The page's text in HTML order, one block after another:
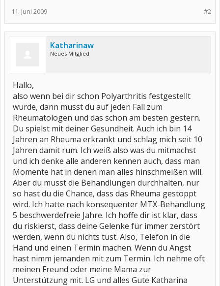
#2
11. Juni 2009
Katharinaw
Neues Mitglied
Hallo,
also wenn bei dir schon Polyarthritis festgestellt
wurde, dann musst du auf jeden Fall zum
Rheumatologen und das schon am besten gestern.
Du spielst mit deiner Gesundheit. Auch ich bin 14
Jahren an Rheuma erkrankt und schlag mich seit 10
Jahren damit rum. Ich weiß also was du mitmachst
und ich denke alle anderen kennen auch, dass man
Momente hat in denen man alles hinschmeißen will.
Aber du musst die Behandlungen durchhalten, nur
so hast du die Chance, dass das Rheuma gestoppt
wird. Ich hatte nach konsequenter MTX-Behandlung
5 beschwerdefreie Jahre. Ich hoffe dir ist klar, dass
du riskierst, dass deine Gelenke für immer zerstört
werden, wenn du nichts tust. Also, Telefon in die
Hand und einen Termin machen. Wenn du Angst
hast nimm jemanden mit zum Termin. Ich nehme oft
meinen Freund oder meine Mama zur
Unterstützung mit. LG und alles Gute Katharina